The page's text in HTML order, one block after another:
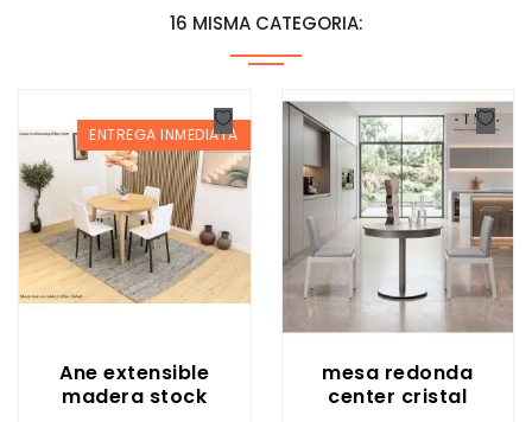
16 MISMA CATEGORIA:
ENTREGA INMEDIATA
Ane extensible
madera stock
mesa redonda
center cristal